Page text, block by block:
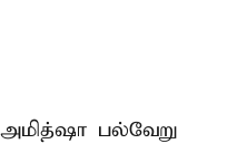
பல்வேறு